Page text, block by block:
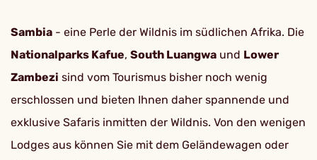
Sambia - eine Perle der Wildnis im südlichen Afrika. Die
Nationalparks Kafue, South Luangwa und Lower
Zambezi sind vom Tourismus bisher noch wenig
erschlossen und bieten Ihnen daher spannende und
exklusive Safaris inmitten der Wildnis. Von den wenigen
Lodges aus können Sie mit dem Geländewagen oder